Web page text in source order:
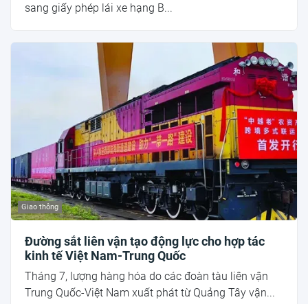
sang giấy phép lái xe hạng B...
Giao thông
Đường sắt liên vận tạo động lực cho hợp tác
kinh tế Việt Nam-Trung Quốc
Tháng 7, lượng hàng hóa do các đoàn tàu liên vận
Trung Quốc-Việt Nam xuất phát từ Quảng Tây vận...